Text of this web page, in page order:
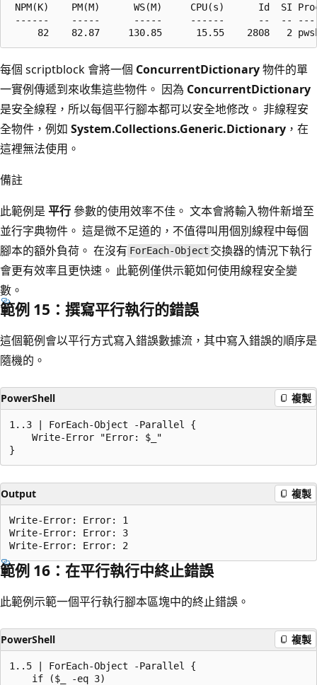
NPM(K)    PM(M)      WS(M)     CPU(s)      Id  SI
------    -----      -----     ------      --  --
每個 scriptblock 會將一個 ConcurrentDictionary物件的單
一實例傳遞到來收集這些物件。 因為 ConcurrentDictionary
是安全線程，所以每個平行腳本都可以安全地修改。 非線程安
全物件，例如 System.Collections.Generic.Dictionary ，在
這裡無法使用。
備註
此範例是 平行參數的使用效率不佳。 文本會將輸入物件新增至
並行字典物件。 這是微不足道的，不值得叫用個別線程中每個
腳本的額外負荷。 在沒有 ForEach-Object 交換器的情況下執行
會更有效率且更快速。 此範例僅供示範如何使用線程安全變
數。
範例 15：撰寫平行執行的錯誤
這個範例會以平行方式寫入錯誤數據流，其中寫入錯誤的順序是
隨機的。
PowerShell 複製
1..3 | ForEach-Object -Parallel {
    Write-Error "Error: $_"
Output 複製
Write-Error: Error: 1
Write-Error: Error: 3
範例 16：在平行執行中終止錯誤
此範例示範一個平行執行腳本區塊中的終止錯誤。
PowerShell 複製
1..5 | ForEach-Object -Parallel {
    if ($_ -eq 3)